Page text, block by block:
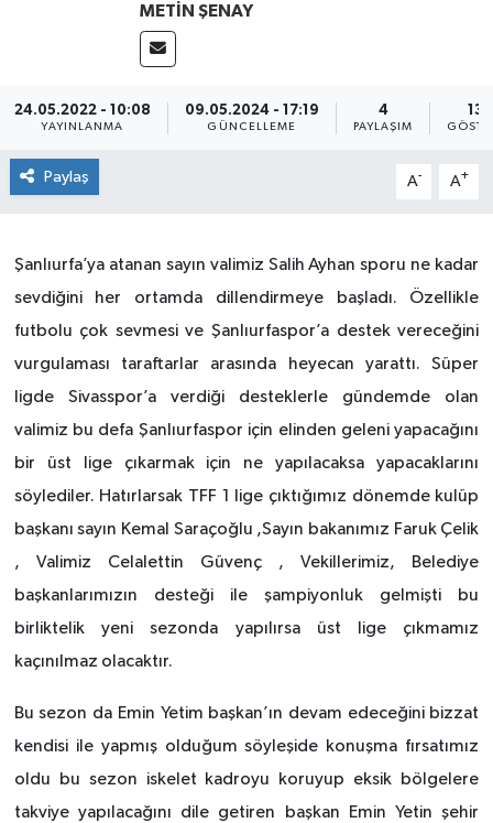
METİN ŞENAY
24.05.2022 - 10:08
YAYINLANMA
09.05.2024 - 17:19
GÜNCELLEME
4
PAYLAŞIM
136
Paylaş A- A+
Şanlıurfa’ya atanan sayın valimiz Salih Ayhan sporu ne kadar
sevdiğini her ortamda dillendirmeye başladı. Özellikle
futbolu çok sevmesi ve Şanlıurfaspor’a destek vereceğini
vurgulaması taraftarlar arasında heyecan yarattı. Süper
ligde Sivasspor’a verdiği desteklerle gündemde olan
valimiz bu defa Şanlıurfaspor için elinden geleni yapacağını
bir üst lige çıkarmak için ne yapılacaksa yapacaklarını
söylediler. Hatırlarsak TFF 1 lige çıktığımız dönemde kulüp
başkanı sayın Kemal Saraçoğlu ,Sayın bakanımız Faruk Çelik
, Valimiz Celalettin Güvenç , Vekillerimiz, Belediye
başkanlarımızın desteği ile şampiyonluk gelmişti bu
birliktelik yeni sezonda yapılırsa üst lige çıkmamız
kaçınılmaz olacaktır.
Bu sezon da Emin Yetim başkan’ın devam edeceğini bizzat
kendisi ile yapmış olduğum söyleşide konuşma fırsatımız
oldu bu sezon iskelet kadroyu koruyup eksik bölgelere
takviye yapılacağını dile getiren başkan Emin Yetin şehir
Haber Arşivi